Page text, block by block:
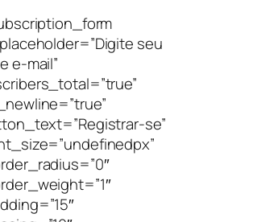
seu
e-mail”
se”